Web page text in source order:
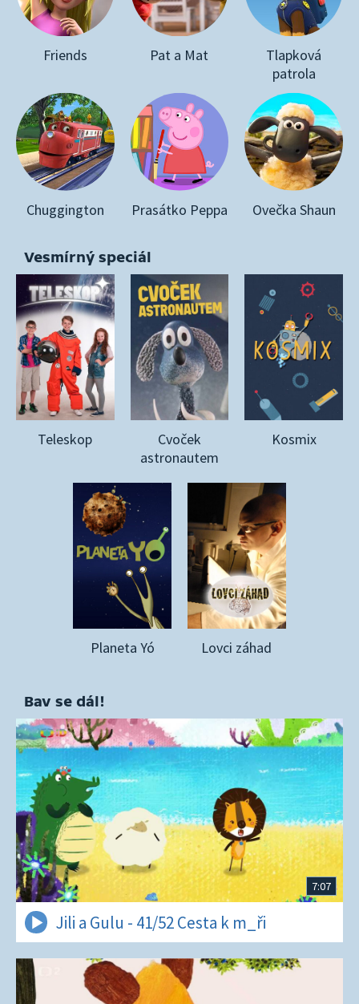
Friends Pat a Mat
Tlapková
patrola
Chuggington Prasátko Peppa Ovečka Shaun
Vesmírný speciál
Teleskop
Cvoček
astronautem
Kosmix
Planeta Yó Lovci záhad
Bav se dál!
7:07
Jili a Gulu - 41/52 Cesta k m_ři